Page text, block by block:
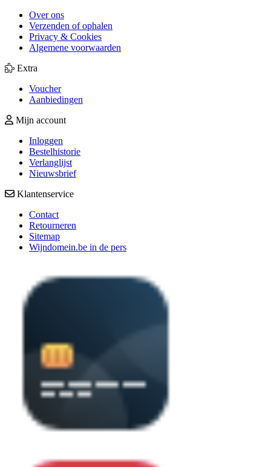
Over ons
Verzenden of ophalen
Privacy & Cookies
Algemene voorwaarden
Extra
Voucher
Aanbiedingen
Mijn account
Inloggen
Bestelhistorie
Verlanglijst
Nieuwsbrief
Klantenservice
Contact
Retourneren
Sitemap
Wijndomein.be in de pers